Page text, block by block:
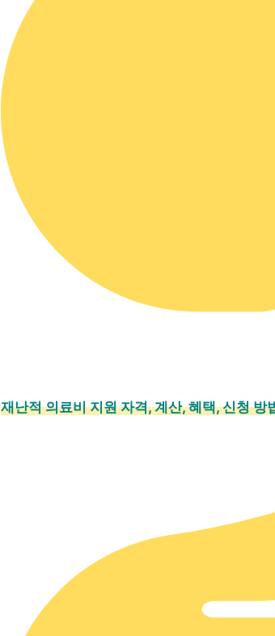
재난적 의료비 지원 자격, 계산, 혜택, 신청 방